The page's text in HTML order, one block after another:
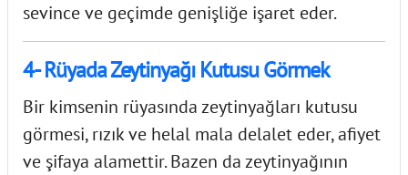
sevince ve geçimde genişliğe işaret eder.
4- Rüyada Zeytinyağı Kutusu Görmek
Bir kimsenin rüyasında zeytinyağları kutusu
görmesi, rızık ve helal mala delalet eder, afiyet
ve şifaya alamettir. Bazen da zeytinyağının